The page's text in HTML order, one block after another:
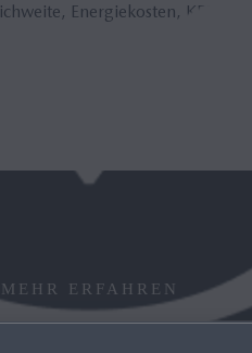
Energiekosten, KFZ-
MEHR ERFAHREN